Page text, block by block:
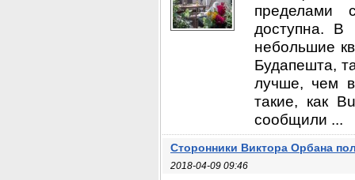
пределами
доступна. В
небольшие
Будапешта,
лучше, чем
такие, как
сообщили ...
Сторонники Виктора Орбана
2018-04-09 09:46